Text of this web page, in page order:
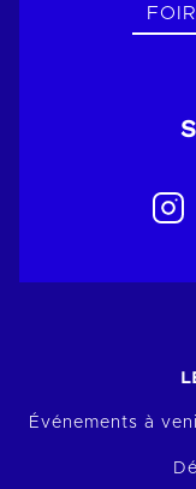
Événements à